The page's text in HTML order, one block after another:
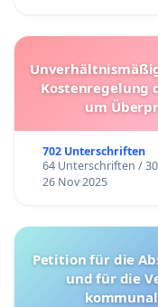
Kostenregelung
um
702 Unterschriften
64 Unterschriften /
26 Nov 2025
Petition für die Abschaffung der Tötungsstationen
und für die